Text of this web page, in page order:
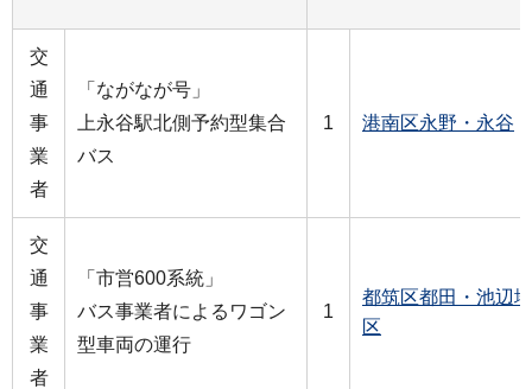
交
通
事
業
者
「ながなが号」
上永谷駅北側予約型集合
バス
1 港南区永野・永谷
交
通
事
業
者
「市営600系統」
バス事業者によるワゴン
型車両の運行
1
都筑区都田・池辺地
区